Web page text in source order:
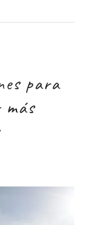
para